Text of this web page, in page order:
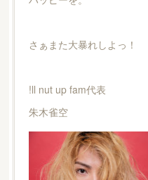
さぁまた大暴れしよっ！
!ll nut up fam代表
朱木雀空